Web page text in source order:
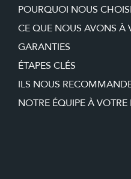
POURQUOI NOUS
CE QUE NOUS AVONS À
GARANTIES
ÉTAPES CLÉS
ILS NOUS
NOTRE ÉQUIPE À VOTRE